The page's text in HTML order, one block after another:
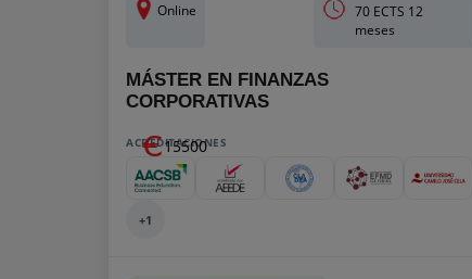
Online
70 ECTS 12
meses
MÁSTER EN FINANZAS
CORPORATIVAS
15500
ACREDITACIONES
+1